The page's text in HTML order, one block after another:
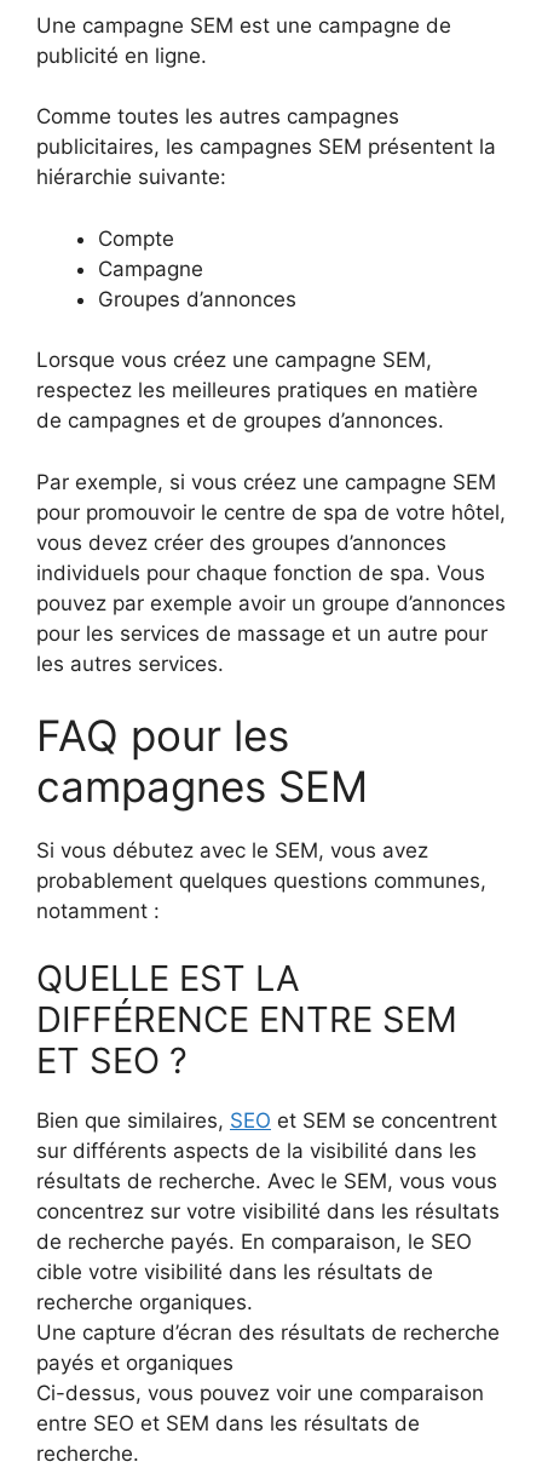
Une campagne SEM est une campagne de
publicité en ligne.
Comme toutes les autres campagnes
publicitaires, les campagnes SEM présentent la
hiérarchie suivante:
Compte
Campagne
Groupes d’annonces
Lorsque vous créez une campagne SEM,
respectez les meilleures pratiques en matière
de campagnes et de groupes d’annonces.
Par exemple, si vous créez une campagne SEM
pour promouvoir le centre de spa de votre hôtel,
vous devez créer des groupes d’annonces
individuels pour chaque fonction de spa. Vous
pouvez par exemple avoir un groupe d’annonces
pour les services de massage et un autre pour
les autres services.
FAQ pour les
campagnes SEM
Si vous débutez avec le SEM, vous avez
probablement quelques questions communes,
notamment :
QUELLE EST LA
DIFFÉRENCE ENTRE SEM
ET SEO ?
Bien que similaires, SEO et SEM se concentrent
sur différents aspects de la visibilité dans les
résultats de recherche. Avec le SEM, vous vous
concentrez sur votre visibilité dans les résultats
de recherche payés. En comparaison, le SEO
cible votre visibilité dans les résultats de
recherche organiques.
Une capture d’écran des résultats de recherche
payés et organiques
Ci-dessus, vous pouvez voir une comparaison
entre SEO et SEM dans les résultats de
recherche.